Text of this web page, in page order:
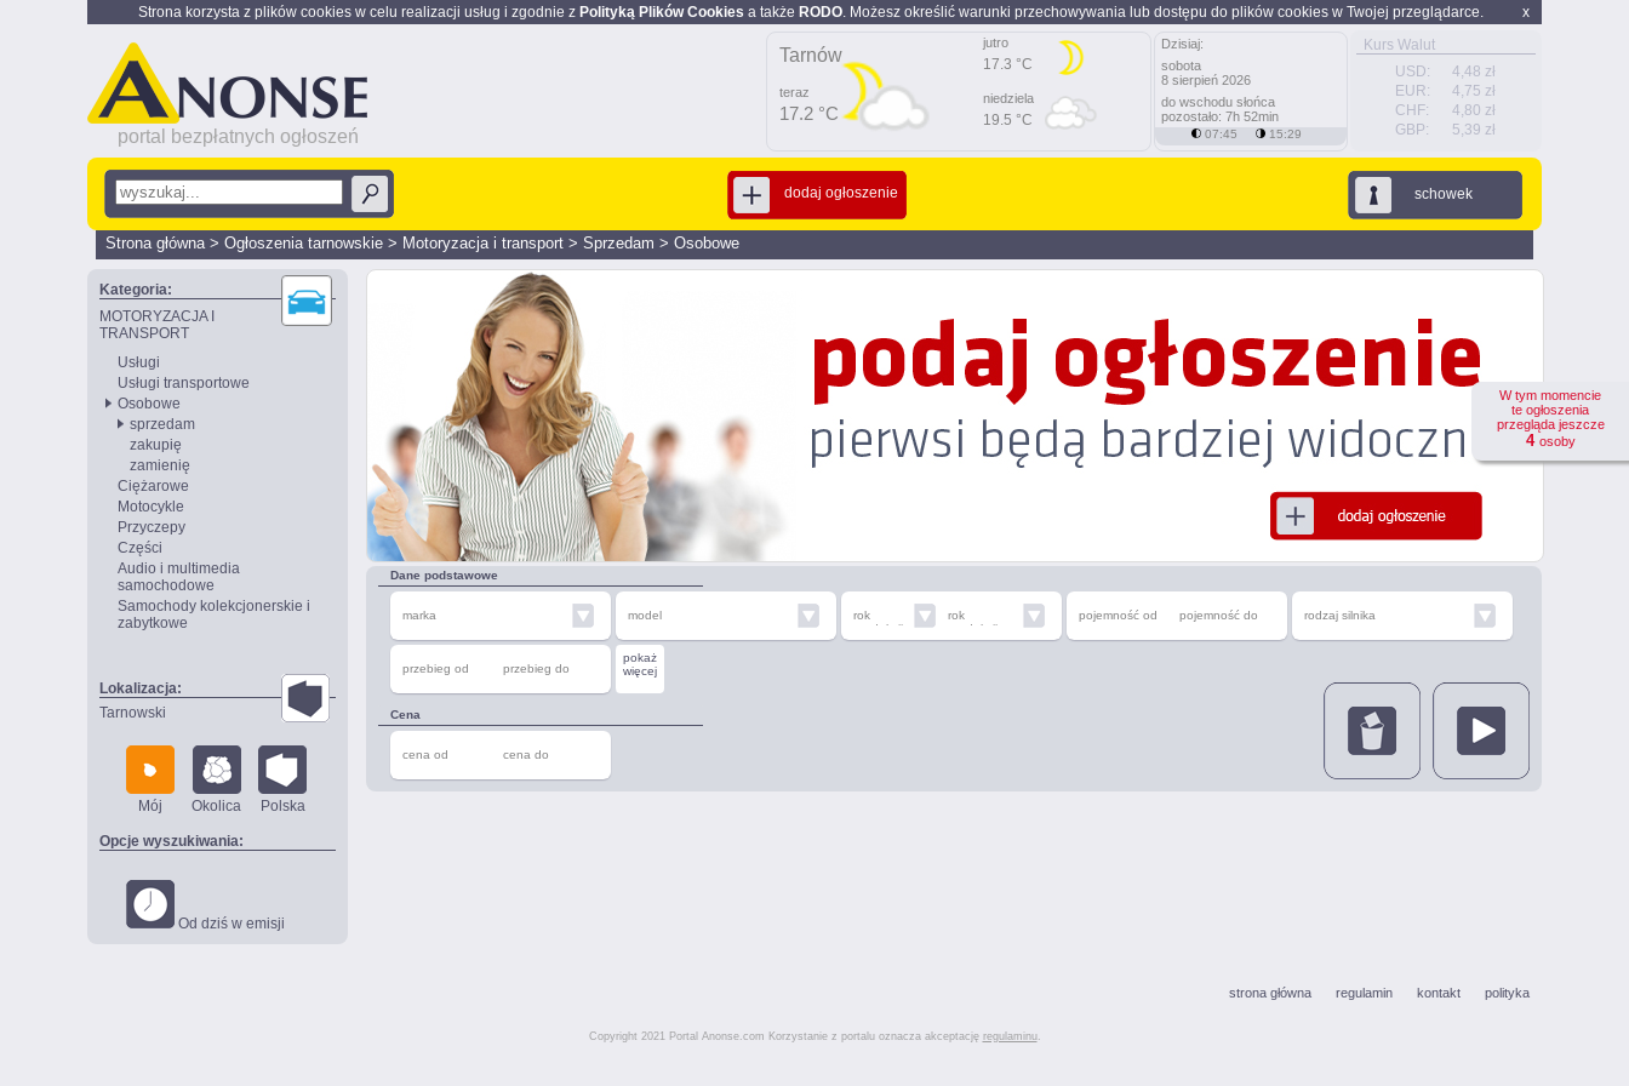
x
Strona korzysta z plików cookies w celu realizacji usług i zgodnie z Polityką Plików Cookies a także RODO. Możesz określić warunki przechowywania lub dostępu do plików cookies w Twojej przeglądarce.
portal bezpłatnych ogłoszeń
Kurs Walut
USD:
4,48 zł
EUR:
4,75 zł
CHF:
4,80 zł
GBP:
5,39 zł
Tarnów
teraz
17.2 °C
jutro
17.3 °C
niedziela
19.5 °C
Dzisiaj:
sobota
8 sierpień 2026
do wschodu słońca
pozostało: 7h 52min
07:45 15:29
schowek
dodaj ogłoszenie
Strona główna> Ogłoszenia tarnowskie > Motoryzacja i transport > Sprzedam > Osobowe
Kategoria:
MOTORYZACJA I
TRANSPORT
Usługi
Usługi transportowe
Osobowe
sprzedam
zakupię
zamienię
Ciężarowe
Motocykle
Przyczepy
Części
Audio i multimedia
samochodowe
Samochody kolekcjonerskie i
zabytkowe
Lokalizacja:
Tarnowski
Mój Okolica Polska
Opcje wyszukiwania:
Od dziś w emisji
W tym momencie
te ogłoszenia
przegląda jeszcze
4 osoby
Dane podstawowe
marka model
rok
produkcji
od
rok
produkcji
do
pojemność od pojemność do rodzaj silnika
przebieg od przebieg do
pokaż
więcej
Cena
cena od cena do
strona główna regulamin kontakt polityka
Copyright 2021 Portal Anonse.com Korzystanie z portalu oznacza akceptację regulaminu.